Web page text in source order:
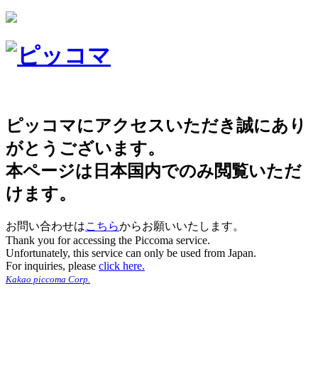
ピッコマにアクセスいただき誠にあり
がとうございます。
本ページは日本国内でのみ閲覧いただ
けます。
お問い合わせはこちらからお願いいたします。
Thank you for accessing the Piccoma service.
Unfortunately, this service can only be used from Japan.
For inquiries, please click here.
Kakao piccoma Corp.